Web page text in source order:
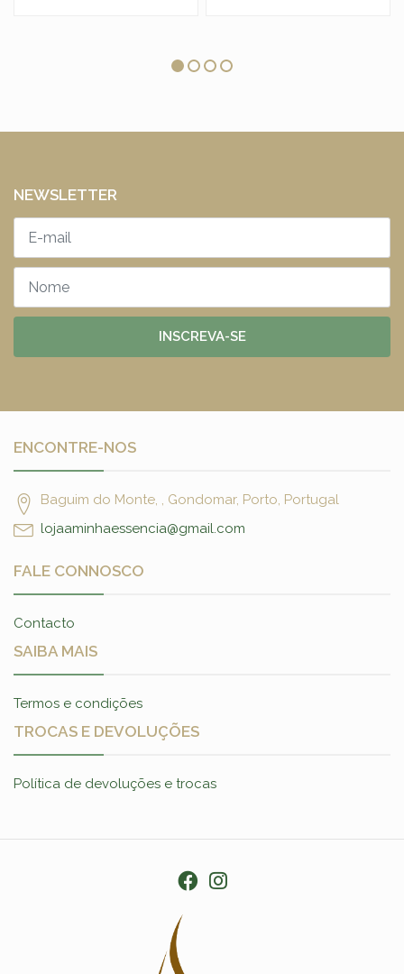
NEWSLETTER
INSCREVA-SE
ENCONTRE-NOS
Baguim do Monte, , Gondomar, Porto, Portugal
lojaaminhaessencia@gmail.com
FALE CONNOSCO
Contacto
SAIBA MAIS
Termos e condições
TROCAS E DEVOLUÇÕES
Política de devoluções e trocas